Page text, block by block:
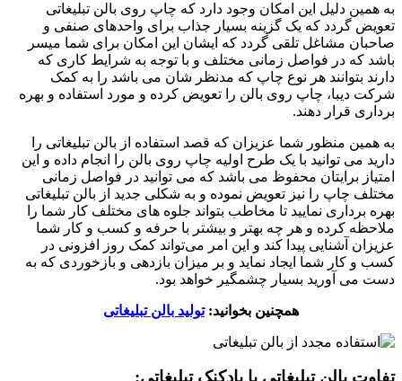
به همین دلیل این امکان وجود دارد که چاپ روی بالن تبلیغاتی
تعویض گردد که یک گزینه بسیار جذاب برای واحدهای صنفی و
صاحبان مشاغل تلقی گردد که ایشان این امکان برای شما میسر
باشد که در فواصل زمانی مختلف و با توجه به شرایط کاری که
دارند بتوانند هر نوع چاپ که مدنظر شان می باشد را به کمک
شرکت دیبا، چاپ روی بالن را تعویض کرده و مورد استفاده و بهره
برداری قرار دهند.
به همین منظور شما عزیزان که قصد استفاده از بالن تبلیغاتی را
دارید می توانید با یک طرح اولیه چاپ روی بالن را انجام داده و این
امتیاز برایتان محفوظ می باشد که می توانید در فواصل زمانی
مختلف چاپ را نیز تعویض نموده و به شکلی جدید از بالن تبلیغاتی
بهره برداری نمایید تا مخاطب بتواند جلوه های مختلف کار شما را
ملاحظه کرده و هر چه بهتر و بیشتر با حرفه و کسب و کار شما
عزیزان آشنایی پیدا کند و این امر می‌تواند کمک روز افزونی در
کسب و کار شما ایجاد نماید و بر میزان بازدهی و بازخوردی که به
دست می آورید بسیار چشمگیر خواهد بود.
همچنین بخوانید:تولید بالن تبلیغاتی
تفاوت بالن تبلیغاتی با بادکنک تبلیغاتی: